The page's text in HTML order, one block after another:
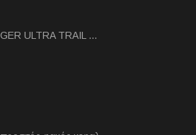
ULTRA TRAIL …